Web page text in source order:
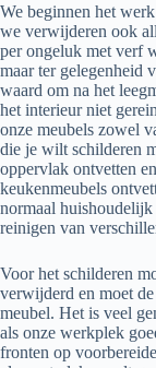
We beginnen het
we verwijderen ook
per ongeluk met verf
maar ter gelegenheid
waard om na het
het interieur niet
onze meubels zowel
die je wilt schilderen
oppervlak ontvetten
keukenmeubels
normaal
reinigen van
Voor het schilderen
verwijderd en moet
meubel. Het is veel
als onze werkplek
fronten op